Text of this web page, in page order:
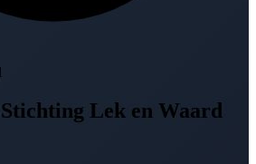
Stichting Lek en Waard